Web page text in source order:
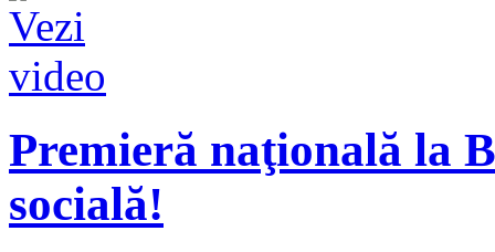
Premieră naţională la
socială!